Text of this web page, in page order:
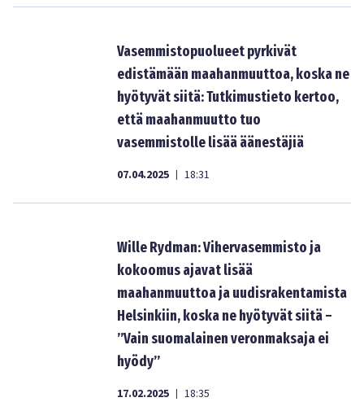
Vasemmistopuolueet pyrkivät
edistämään maahanmuuttoa, koska ne
hyötyvät siitä: Tutkimustieto kertoo,
että maahanmuutto tuo
vasemmistolle lisää äänestäjiä
07.04.2025 | 18:31
Wille Rydman: Vihervasemmisto ja
kokoomus ajavat lisää
maahanmuuttoa ja uudisrakentamista
Helsinkiin, koska ne hyötyvät siitä –
”Vain suomalainen veronmaksaja ei
hyödy”
17.02.2025 | 18:35